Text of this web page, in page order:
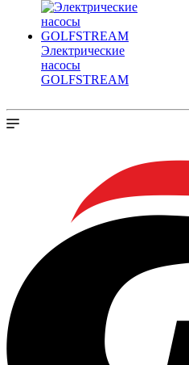
Электрические
насосы
GOLFSTREAM